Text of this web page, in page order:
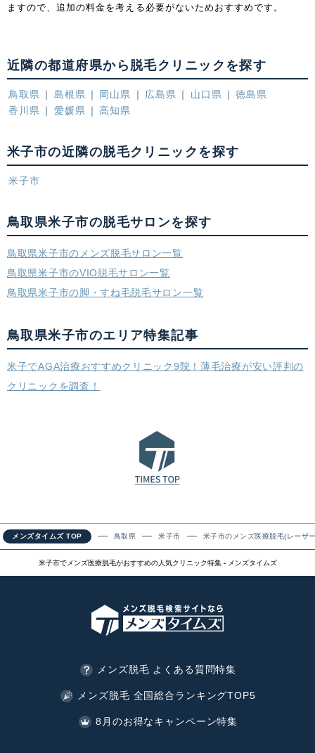
ますので、追加の料金を考える必要がないためおすすめです。
近隣の都道府県から脱毛クリニックを探す
鳥取県 島根県 岡山県 広島県 山口県
徳島県
香川県
愛媛県 高知県
米子市の近隣の脱毛クリニックを探す
米子市
鳥取県米子市の脱毛サロンを探す
鳥取県米子市のメンズ脱毛サロン一覧
鳥取県米子市のVIO脱毛サロン一覧
鳥取県米子市の脚・すね毛脱毛サロン一覧
鳥取県米子市のエリア特集記事
米子でAGA治療おすすめクリニック9院！薄毛治療が安い評判の
クリニックを調査！
メンズタイムズ TOP 鳥取県 米子市 米子市のメンズ医療脱毛(レーザ
米子市でメンズ医療脱毛がおすすめの人気クリニック特集 - メンズタイムズ
メンズ脱毛 よくある質問特集
メンズ脱毛 全国総合ランキングTOP5
8月のお得なキャンペーン特集